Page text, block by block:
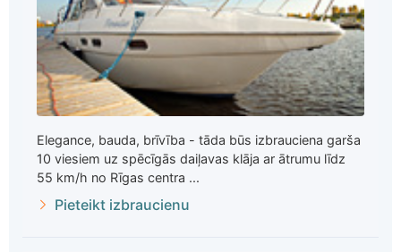
Elegance, bauda, brīvība - tāda būs izbrauciena garša
10 viesiem uz spēcīgās daiļavas klāja ar ātrumu līdz
55 km/h no Rīgas centra ...
Pieteikt izbraucienu